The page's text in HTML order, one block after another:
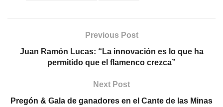
Previous Post
Juan Ramón Lucas: “La innovación es lo que ha
permitido que el flamenco crezca”
Next Post
Pregón & Gala de ganadores en el Cante de las Minas